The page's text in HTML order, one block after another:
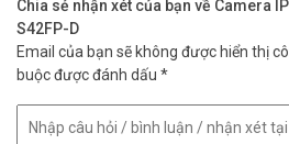
Chia sẻ nhận xét của bạn về Camera
S42FP-D
Email của bạn sẽ không được hiển thị
buộc được đánh dấu *